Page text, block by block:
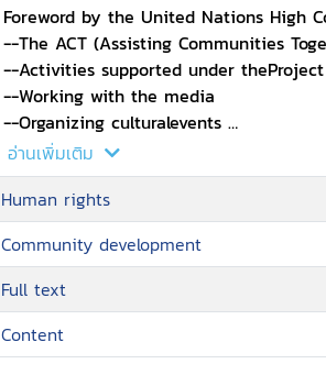
Foreword by the United Nations High
--The ACT (Assisting Communities
--Activities supported under theProject
--Working with the media
--Organizing culturalevents
--Monitoring local conditions
--Creatinginformation centres
--Conducting awarenes campaigns
--Translating and disseminating
--Organizing workshops, training
--Producing educational materials
--Working in schools
--Moving forward
--Facts and figures
อ่านเพิ่มเติม
Human rights
Community development
Full text
Content